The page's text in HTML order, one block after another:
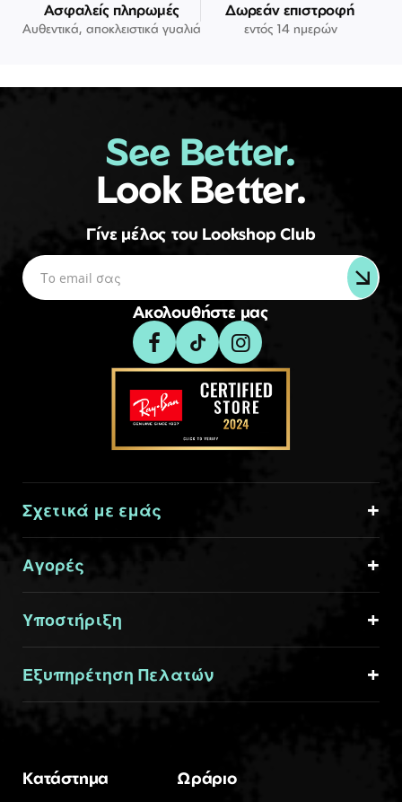
Ασφαλείς πληρωμές
Αυθεντικά, αποκλειστικά γυαλιά
Δωρεάν επιστροφή
εντός 14 ημερών
See Better.
Look Better.
Γίνε μέλος του Lookshop Club
Ακολουθήστε μας
Σχετικά με εμάς
Αγορές
Υποστήριξη
Εξυπηρέτηση Πελατών
Κατάστημα Ωράριο